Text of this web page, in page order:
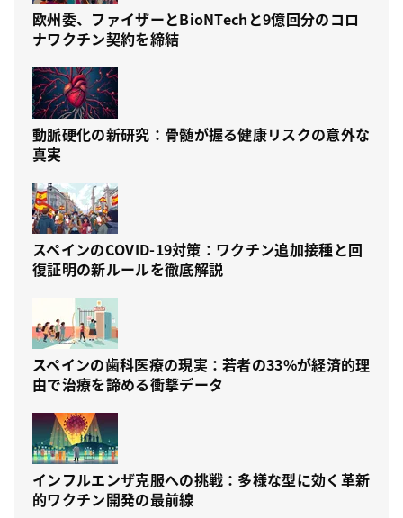
欧州委、ファイザーとBioNTechと9億回分のコロ
ナワクチン契約を締結
動脈硬化の新研究：骨髄が握る健康リスクの意外な
真実
スペインのCOVID-19対策：ワクチン追加接種と回
復証明の新ルールを徹底解説
スペインの歯科医療の現実：若者の33%が経済的理
由で治療を諦める衝撃データ
インフルエンザ克服への挑戦：多様な型に効く革新
的ワクチン開発の最前線